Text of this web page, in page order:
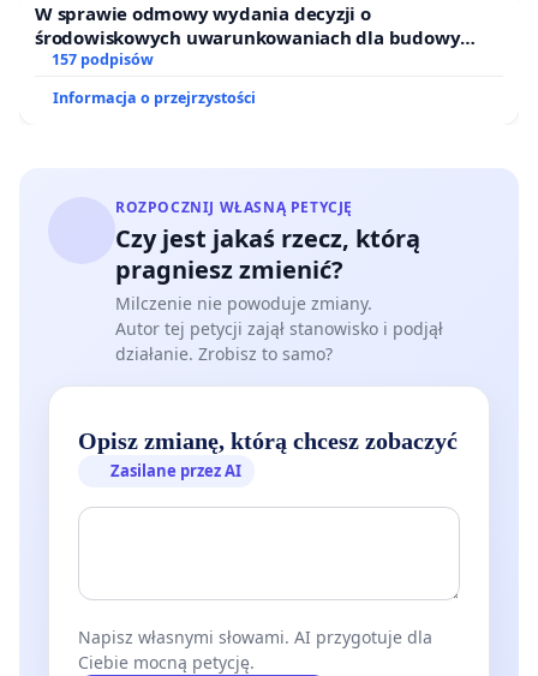
W sprawie odmowy wydania decyzji o
środowiskowych uwarunkowaniach dla budowy
zakładu wytwarzania biometanu „Krynki” w
Ostrowiu Południowym oraz ochrony mieszkańców i
Puszczy Knyszyńskiej
157 podpisów
Informacja o przejrzystości
ROZPOCZNIJ WŁASNĄ PETYCJĘ
Czy jest jakaś rzecz, którą
pragniesz zmienić?
Milczenie nie powoduje zmiany.
Autor tej petycji zajął stanowisko i podjął
działanie. Zrobisz to samo?
Opisz zmianę, którą chcesz zobaczyć
Zasilane przez AI
Napisz własnymi słowami. AI przygotuje dla
Ciebie mocną petycję.